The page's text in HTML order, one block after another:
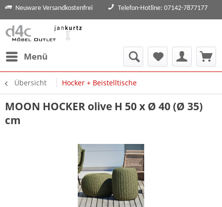
Neuware Versandkostenfrei Telefon-Hotline: 07142-7877177
Menü
Übersicht Hocker + Beistelltische
MOON HOCKER olive H 50 x Ø 40 (Ø 35)
cm